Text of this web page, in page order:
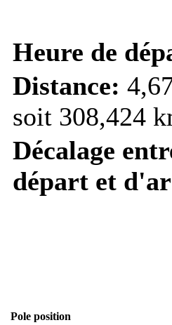
Heure de
Distance:
soit 308,424
Décalage
départ et
Pole position